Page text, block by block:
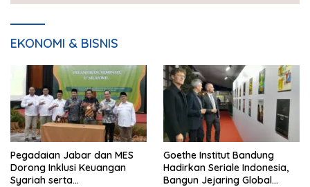
EKONOMI & BISNIS
Pegadaian Jabar dan MES
Dorong Inklusi Keuangan
Syariah serta
Goethe Institut Bandung
Hadirkan Seriale Indonesia,
Bangun Jejaring Global